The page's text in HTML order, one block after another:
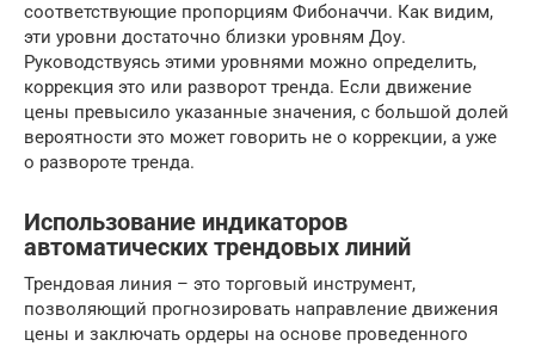
соответствующие пропорциям Фибоначчи. Как видим,
эти уровни достаточно близки уровням Доу.
Руководствуясь этими уровнями можно определить,
коррекция это или разворот тренда. Если движение
цены превысило указанные значения, с большой долей
вероятности это может говорить не о коррекции, а уже
о развороте тренда.
Использование индикаторов
автоматических трендовых линий
Трендовая линия – это торговый инструмент,
позволяющий прогнозировать направление движения
цены и заключать ордеры на основе проведенного